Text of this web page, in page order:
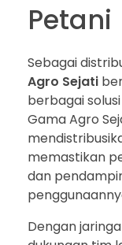
Petani
Sebagai
Agro Sejati
berbagai
Gama Agro
memastikan
dan
Dengan